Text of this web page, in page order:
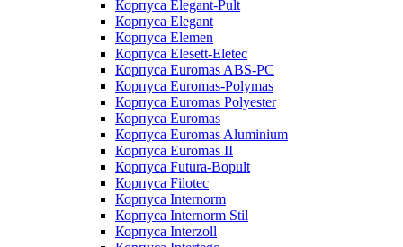
Корпуса Elegant-Pult
Корпуса Elegant
Корпуса Elemen
Корпуса Elesett-Eletec
Корпуса Euromas ABS-PC
Корпуса Euromas-Polymas
Корпуса Euromas Polyester
Корпуса Euromas
Корпуса Euromas Aluminium
Корпуса Euromas II
Корпуса Futura-Bopult
Корпуса Filotec
Корпуса Internorm
Корпуса Internorm Stil
Корпуса Interzoll